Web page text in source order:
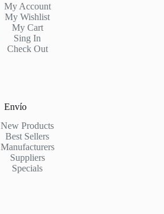
My Account
My Wishlist
My Cart
Sing In
Check Out
Envío
New Products
Best Sellers
Manufacturers
Suppliers
Specials